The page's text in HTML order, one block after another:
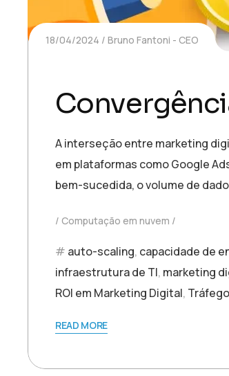
18/04/2024 Bruno Fantoni - CEO
A interseção entre marketing
em plataformas como Google
bem-sucedida, o volume de
Computação em nuvem
auto-scaling, capacidade de
infraestrutura de TI, marketing
ROI em Marketing Digital,
READ MORE